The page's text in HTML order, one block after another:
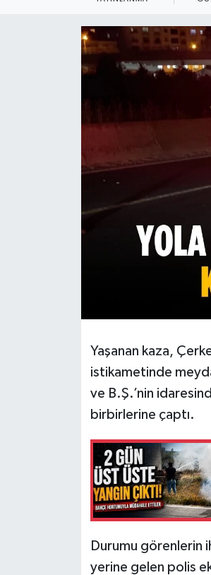
Yaşanan kaza,
istikametinde
ve B.Ş.’nin
birbirlerine çaptı.
Durumu görenlerin
yerine gelen polis
Ekonomi